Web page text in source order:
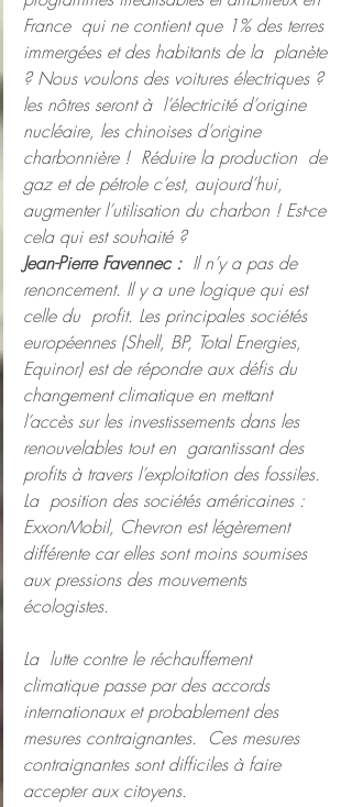
France  qui ne contient que 1% des terres
immergées et des habitants de la  planète
? Nous voulons des voitures électriques ?
les nôtres seront à  l’électricité d’origine
nucléaire, les chinoises d’origine
charbonnière !  Réduire la production  de
gaz et de pétrole c’est, aujourd’hui,
augmenter l’utilisation du charbon ! Est-ce
cela qui est souhaité ?
Jean-Pierre Favennec :
  Il n’y a pas de
renoncement. Il y a une logique qui est
celle du  profit. Les principales sociétés
européennes (Shell, BP, Total Energies,
Equinor) est de répondre aux défis du
changement climatique en mettant
l’accès sur les investissements dans les
renouvelables tout en  garantissant des
profits à travers l’exploitation des fossiles.
La  position des sociétés américaines :
ExxonMobil, Chevron est légèrement
différente car elles sont moins soumises
aux pressions des mouvements
écologistes.
La  lutte contre le réchauffement
climatique passe par des accords
internationaux et probablement des
mesures contraignantes.  Ces mesures
contraignantes sont difficiles à faire
accepter aux citoyens.